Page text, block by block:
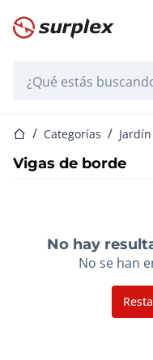
Página de inicio
Página de inicio
Categorías
Vigas de borde
No hay
No se han